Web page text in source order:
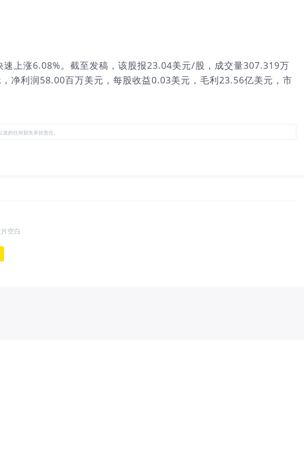
上涨6.08%。截至发稿，该股报23.04美元/股，成交量307.319万
净利润58.00百万美元，每股收益0.03美元，毛利23.56亿美元，市
的任何损失承担责任。
空白